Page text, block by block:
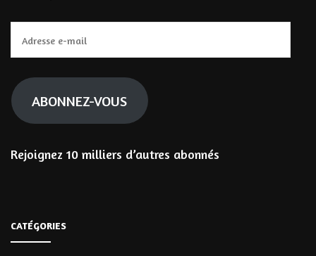
e-
mail
ABONNEZ-VOUS
Rejoignez 10 milliers d’autres abonnés
CATÉGORIES